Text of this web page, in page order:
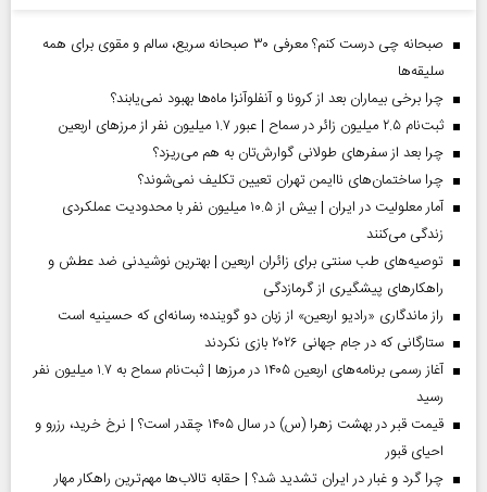
صبحانه چی درست کنم؟ معرفی ۳۰ صبحانه سریع، سالم و مقوی برای همه
سلیقه‌ها
چرا برخی بیماران بعد از کرونا و آنفلوآنزا ماه‌ها بهبود نمی‌یابند؟
ثبت‌نام ۲.۵ میلیون زائر در سماح | عبور ۱.۷ میلیون نفر از مرز‌های اربعین
چرا بعد از سفرهای طولانی گوارش‌تان به هم می‌ریزد؟
چرا ساختمان‌های ناایمن تهران تعیین تکلیف نمی‌شوند؟
آمار معلولیت در ایران | بیش از ۱۰.۵ میلیون نفر با محدودیت عملکردی
زندگی می‌کنند
توصیه‌های طب سنتی برای زائران اربعین | بهترین نوشیدنی ضد عطش و
راهکارهای پیشگیری از گرمازدگی
راز ماندگاری «رادیو اربعین» از زبان دو گوینده؛ رسانه‌ای که حسینیه است
ستارگانی که در جام جهانی ۲۰۲۶ بازی نکردند
آغاز رسمی برنامه‌های اربعین ۱۴۰۵ در مرز‌ها | ثبت‌نام سماح به ۱.۷ میلیون نفر
رسید
قیمت قبر در بهشت زهرا (س) در سال ۱۴۰۵ چقدر است؟ | نرخ خرید، رزرو و
احیای قبور
چرا گرد و غبار در ایران تشدید شد؟ | حقابه تالاب‌ها مهم‌ترین راهکار مهار